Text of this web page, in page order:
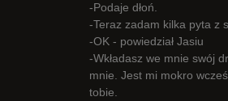
-Podaje dłoń.
-Teraz zadam kilka pyta z
-OK - powiedział Jasiu
-Wkładasz we mnie swój
mnie. Jest mi mokro
tobie.